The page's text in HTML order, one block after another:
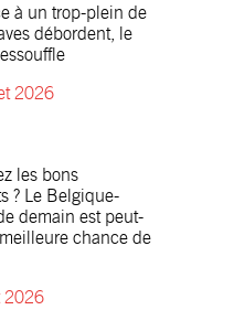
à un trop-plein de
débordent, le
2026
les bons
? Le Belgique-
demain est peut-
chance de
2026